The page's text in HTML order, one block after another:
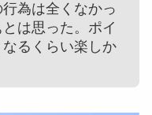
為は全くなかっ
は思った。ポイ
るくらい楽しか